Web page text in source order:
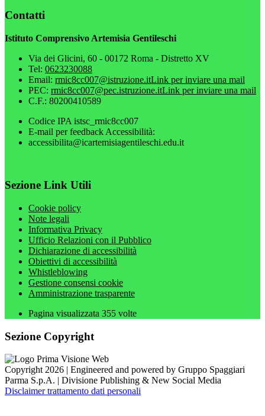
Contatti
Istituto Comprensivo Artemisia Gentileschi
Via dei Glicini, 60 - 00172 Roma - Distretto XV
Tel: 0623230088
Email: rmic8cc007@istruzione.itLink per inviare una mail
PEC: rmic8cc007@pec.istruzione.itLink per inviare una mail
C.F.: 80200410589
Codice IPA istsc_rmic8cc007
E-mail per feedback Accessibilità:
accessibilita@icartemisiagentileschi.edu.it
Sezione Link Utili
Cookie policy
Note legali
Informativa Privacy
Ufficio Relazioni con il Pubblico
Dichiarazione di accessibilità
Obiettivi di accessibilità
Whistleblowing
Gestione consensi cookie
Amministrazione trasparente
Pagina visualizzata 355 volte
Sezione Copyright
Copyright 2026 | Engineered and powered by Gruppo Spaggiari
Parma S.p.A. | Divisione Publishing & New Social Media
Disclaimer trattamento dati personali